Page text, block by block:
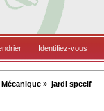
Identifiez-vous
Mécanique » jardi specif